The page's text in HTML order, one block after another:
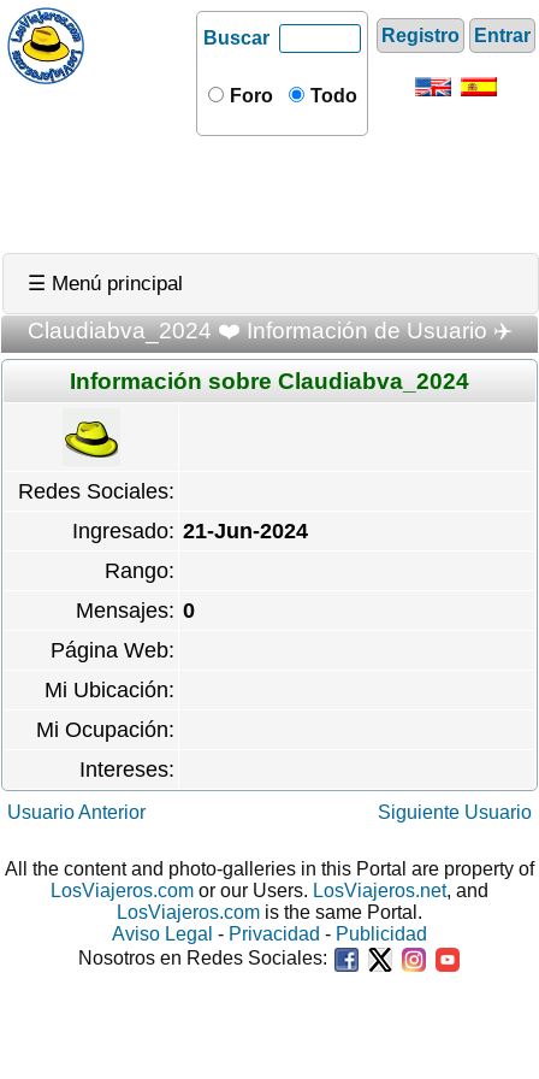
Registro Entrar
Buscar
Foro Todo
☰ Menú principal
Claudiabva_2024 ❤️ Información de Usuario ✈️
Información sobre Claudiabva_2024
Redes Sociales:
Ingresado: 21-Jun-2024
Rango:
Mensajes: 0
Página Web:
Mi Ubicación:
Mi Ocupación:
Intereses:
Usuario Anterior Siguiente Usuario
All the content and photo-galleries in this Portal are property of
LosViajeros.com or our Users. LosViajeros.net, and
LosViajeros.com is the same Portal.
Aviso Legal - Privacidad - Publicidad
Nosotros en Redes Sociales: